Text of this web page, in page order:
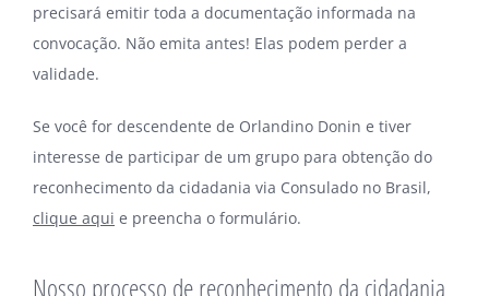
precisará emitir toda a documentação informada na
convocação. Não emita antes! Elas podem perder a
validade.
Se você for descendente de Orlandino Donin e tiver
interesse de participar de um grupo para obtenção do
reconhecimento da cidadania via Consulado no Brasil,
clique aqui e preencha o formulário.
Nosso processo de reconhecimento da cidadania